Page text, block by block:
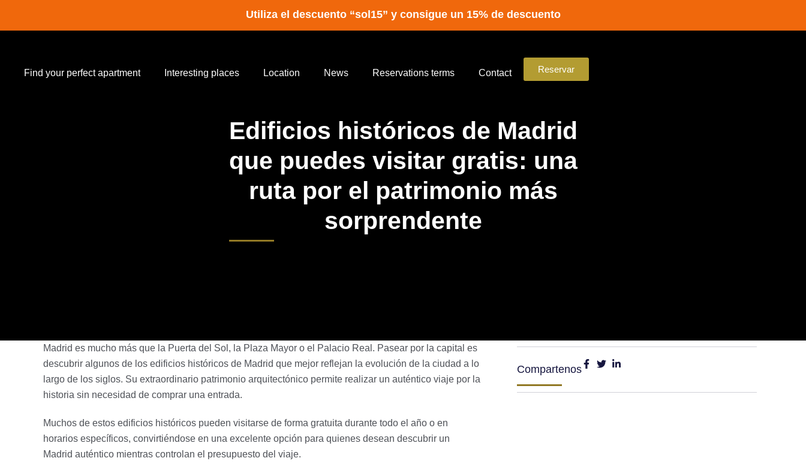
Utiliza el descuento “sol15” y consigue un 15% de descuento
Find your perfect apartment Interesting places Location News Reservations terms Contact Reservar
Edificios históricos de Madrid
que puedes visitar gratis: una
ruta por el patrimonio más
sorprendente
Madrid es mucho más que la Puerta del Sol, la Plaza Mayor o el Palacio Real. Pasear por la capital es
descubrir algunos de los edificios históricos de Madrid que mejor reflejan la evolución de la ciudad a lo
largo de los siglos. Su extraordinario patrimonio arquitectónico permite realizar un auténtico viaje por la
historia sin necesidad de comprar una entrada.
Muchos de estos edificios históricos pueden visitarse de forma gratuita durante todo el año o en
horarios específicos, convirtiéndose en una excelente opción para quienes desean descubrir un
Madrid auténtico mientras controlan el presupuesto del viaje.
Compartenos